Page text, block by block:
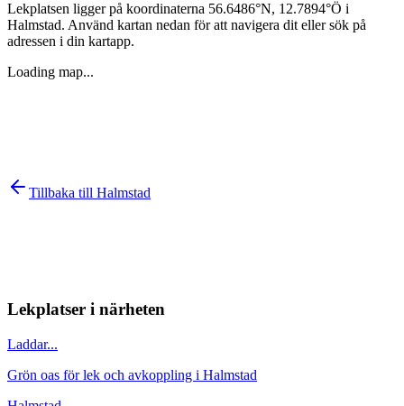
Lekplatsen ligger på koordinaterna 56.6486°N, 12.7894°Ö i
Halmstad. Använd kartan nedan för att navigera dit eller sök på
adressen i din kartapp.
Loading map...
Tillbaka till Halmstad
Lekplatser i närheten
Laddar...
Grön oas för lek och avkoppling i Halmstad